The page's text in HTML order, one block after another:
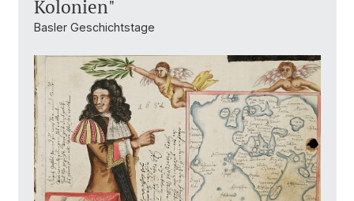
Kolonien"
Basler Geschichtstage